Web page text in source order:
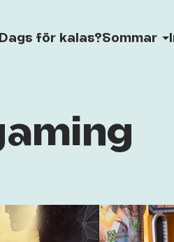
Dags för kalas?Sommar